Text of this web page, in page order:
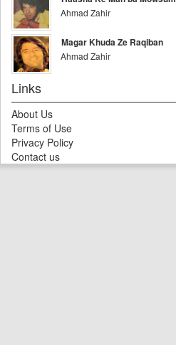
Ahmad Zahir
Magar Khuda Ze Raqiban
Ahmad Zahir
Links
About Us
Terms of Use
Privacy Policy
Contact us